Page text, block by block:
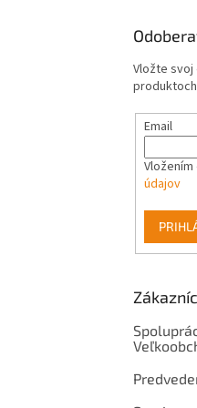
Vložte svoj
Email
údajov